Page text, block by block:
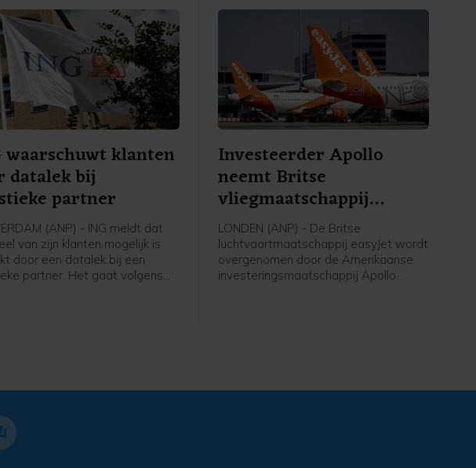
komt.
enkel vat Saudische olie is
geïmporteerd in de VS.
waarschuwt klanten
datalek bij
partner
(ANP) - ING meldt dat
van zijn klanten mogelijk is
door een datalek bij een
partner. Het gaat volgens
er niet bij betrokken zijn.
Investeerder Apollo
neemt Britse
vliegmaatschappij
easyJet over
LONDEN (ANP) - De Britse
luchtvaartmaatschappij easyJet wordt
overgenomen door de Amerikaanse
investeringsmaatschappij Apollo